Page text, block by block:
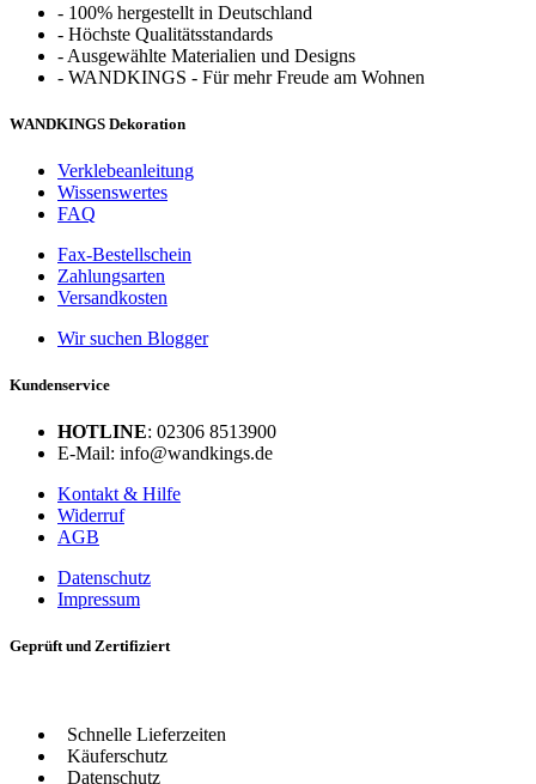
- 100% hergestellt in Deutschland
- Höchste Qualitätsstandards
- Ausgewählte Materialien und Designs
- WANDKINGS - Für mehr Freude am Wohnen
WANDKINGS Dekoration
Verklebeanleitung
Wissenswertes
FAQ
Fax-Bestellschein
Zahlungsarten
Versandkosten
Wir suchen Blogger
Kundenservice
HOTLINE: 02306 8513900
E-Mail: info@wandkings.de
Kontakt & Hilfe
Widerruf
AGB
Datenschutz
Impressum
Geprüft und Zertifiziert
Schnelle Lieferzeiten
Käuferschutz
Datenschutz